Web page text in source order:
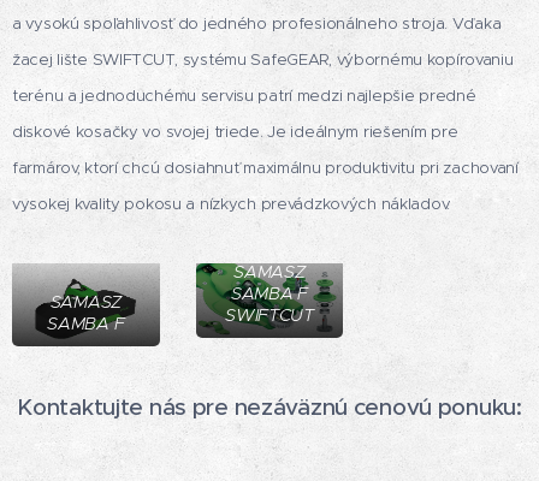
a vysokú spoľahlivosť do jedného profesionálneho stroja. Vďaka
žacej lište SWIFTCUT, systému SafeGEAR, výbornému kopírovaniu
terénu a jednoduchému servisu patrí medzi najlepšie predné
diskové kosačky vo svojej triede. Je ideálnym riešením pre
farmárov, ktorí chcú dosiahnuť maximálnu produktivitu pri zachovaní
vysokej kvality pokosu a nízkych prevádzkových nákladov.
SAMASZ
SAMBA F
SAMASZ
SAMBA F
SWIFTCUT
Kontaktujte nás pre nezáväznú cenovú ponuku: